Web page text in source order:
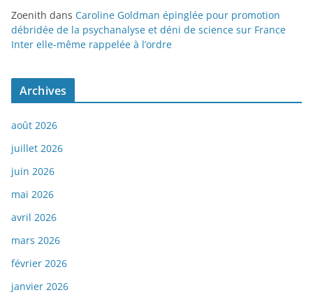
Zoenith dans Caroline Goldman épinglée pour promotion
débridée de la psychanalyse et déni de science sur France
Inter elle-même rappelée à l’ordre
Archives
août 2026
juillet 2026
juin 2026
mai 2026
avril 2026
mars 2026
février 2026
janvier 2026